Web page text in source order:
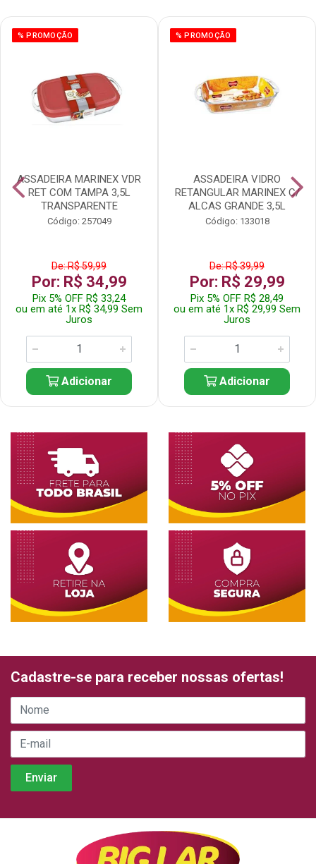
% PROMOÇÃO
ASSADEIRA MARINEX VDR
RET COM TAMPA 3,5L
TRANSPARENTE
Código: 257049
De: R$ 59,99
Por: R$ 34,99
Pix 5% OFF R$ 33,24
ou em até 1x R$ 34,99 Sem
Juros
Adicionar
% PROMOÇÃO
ASSADEIRA VIDRO
RETANGULAR MARINEX C/
ALCAS GRANDE 3,5L
Código: 133018
De: R$ 39,99
Por: R$ 29,99
Pix 5% OFF R$ 28,49
ou em até 1x R$ 29,99 Sem
Juros
Adicionar
Cadastre-se para receber nossas ofertas!